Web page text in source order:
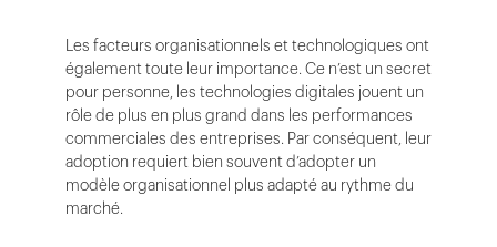
Les facteurs organisationnels et technologiques ont
également toute leur importance. Ce n’est un secret
pour personne, les technologies digitales jouent un
rôle de plus en plus grand dans les performances
commerciales des entreprises. Par conséquent, leur
adoption requiert bien souvent d’adopter un
modèle organisationnel plus adapté au rythme du
marché.